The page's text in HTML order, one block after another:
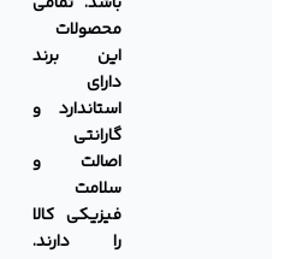
محصولات
این برند
دارای
استاندارد و
گارانتی
اصالت و
سلامت
فیزیکی کالا
را دارند.